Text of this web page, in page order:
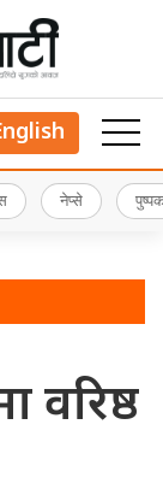
नेप्से
वरिष्ठ